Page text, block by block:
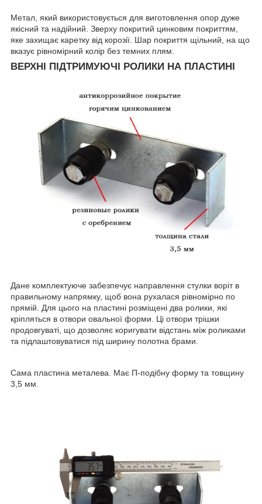
Метал, який використовується для виготовлення опор дуже
якісний та надійний. Зверху покритий цинковим покриттям,
яке захищає каретку від корозії. Шар покриття щільний, на що
вказує рівномірний колір без темних плям.
ВЕРХНІ ПІДТРИМУЮЧІ РОЛИКИ НА ПЛАСТИНІ
Дане комплектуюче забезпечує направлення стулки воріт в
правильному напрямку, щоб вона рухалася рівномірно по
прямій. Для цього на пластині розміщені два ролики, які
кріпляться в отвори овальної форми. Ці отвори трішки
продовгуваті, що дозволяє коригувати відстань між роликами
та підлаштовуватися під ширину полотна брами.
Сама пластина металева. Має П-подібну форму та товщину
3,5 мм.